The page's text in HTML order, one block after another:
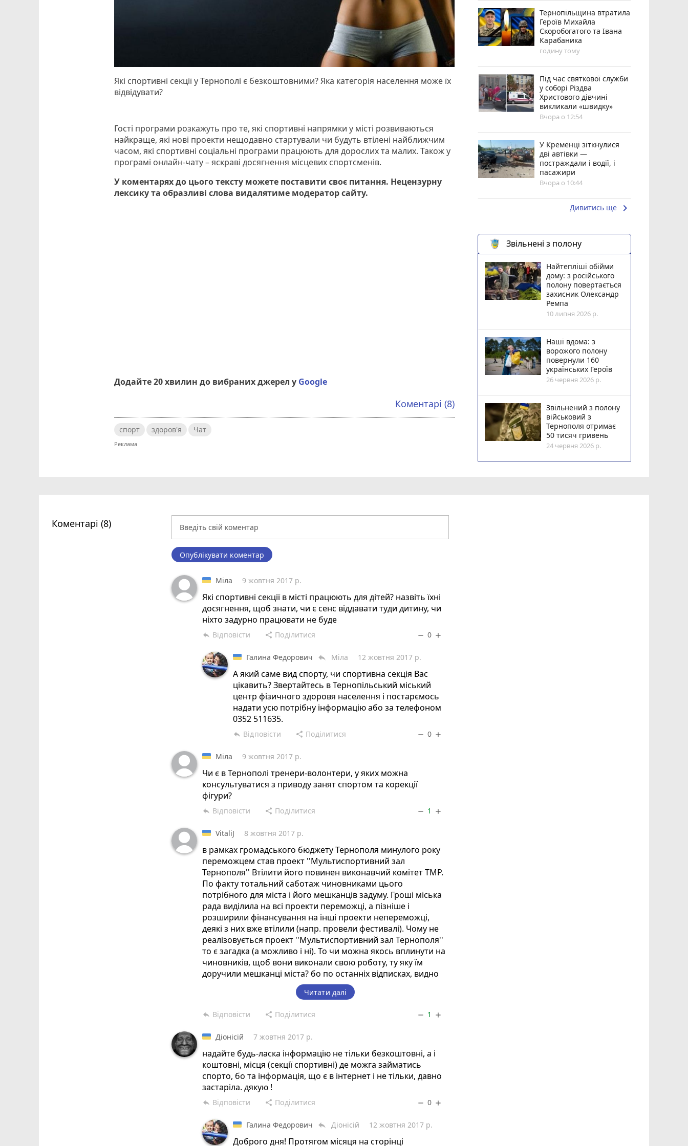
Які спортивні секції у Тернополі є безкоштовними? Яка категорія населення може їх
відвідувати?
Гості програми розкажуть про те, які спортивні напрямки у місті розвиваються
найкраще, які нові проекти нещодавно стартували чи будуть втілені найближчим
часом, які спортивні соціальні програми працюють для дорослих та малих. Також у
програмі онлайн-чату – яскраві досягнення місцевих спортсменів.
У коментарях до цього тексту можете поставити своє питання. Нецензурну
лексику та образливі слова видалятиме модератор сайту.
Додайте 20 хвилин до вибраних джерел у Google
Коментарі (8)
спорт здоров'я Чат
Тернопільщина втратила
Героїв Михайла
Скоробогатого та Івана
Карабаника
годину тому
Під час святкової служби
у соборі Різдва
Христового дівчині
викликали «швидку»
Вчора о 12:54
У Кременці зіткнулися
дві автівки —
постраждали і водії, і
пасажири
Вчора о 10:44
Дивитись ще keyboard_arrow_right
Звільнені з полону
Найтепліші обійми
дому: з російського
полону повертається
захисник Олександр
Ремпа
10 липня 2026 р.
Наші вдома: з
ворожого полону
повернули 160
українських Героїв
26 червня 2026 р.
Звільнений з полону
військовий з
Тернополя отримає
50 тисяч гривень
24 червня 2026 р.
Коментарі (8)
Опублікувати коментар
Міла 9 жовтня 2017 р.
Які спортивні секції в місті працюють для дітей? назвіть їхні
досягнення, щоб знати, чи є сенс віддавати туди дитину, чи
ніхто задурно працювати не буде
reply Відповісти share Поділитися remove 0 add
Галина Федорович reply Міла 12 жовтня 2017 р.
А який саме вид спорту, чи спортивна секція Вас
цікавить? Звертайтесь в Тернопільський міський
центр фізичного здоровя населення і постарємось
надати усю потрібну інформацію або за телефоном
0352 511635.
reply Відповісти share Поділитися remove 0 add
Міла 9 жовтня 2017 р.
Чи є в Тернополі тренери-волонтери, у яких можна
консультуватися з приводу занят спортом та корекції
фігури?
reply Відповісти share Поділитися remove 1 add
VitaliJ 8 жовтня 2017 р.
в рамках громадського бюджету Тернополя минулого року
переможцем став проект ''Мультиспортивний зал
Тернополя'' Втілити його повинен виконавчий комітет ТМР.
По факту тотальний саботаж чиновниками цього
потрібного для міста і його мешканців задуму. Гроші міська
рада виділила на всі проекти переможці, а пізніше і
розширили фінансування на інші проекти непереможці,
деякі з них вже втілили (напр. провели фестивалі). Чому не
реалізовується проект ''Мультиспортивний зал Тернополя''
то є загадка (а можливо і ні). То чи можна якось вплинути на
чиновників, щоб вони виконали свою роботу, ту яку їм
доручили мешканці міста? бо по останніх відписках, видно
що не збираються його реалізовувати((
Читати далі
reply Відповісти share Поділитися remove 1 add
Діонісій 7 жовтня 2017 р.
надайте будь-ласка інформацію не тільки безкоштовні, а і
коштовні, місця (секції спортивні) де можга займатись
спорто, бо та інформація, що є в інтернет і не тільки, давно
застаріла. дякую !
reply Відповісти share Поділитися remove 0 add
Галина Федорович reply Діонісій 12 жовтня 2017 р.
Доброго дня! Протягом місяця на сторінці